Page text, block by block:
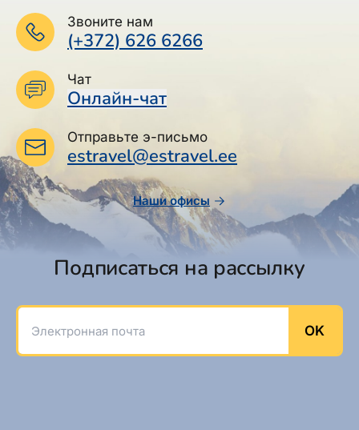
Звоните нам
(+372) 626 6266
Чат
Онлайн-чат
Отправьте э-письмо
estravel@estravel.ee
Наши офисы
Подписаться на рассылку
Электронная почта
OK